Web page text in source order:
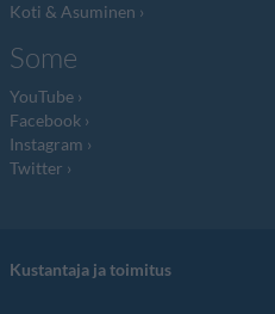
Koti & Asuminen
Some
YouTube
Facebook
Instagram
Twitter
Kustantaja ja toimitus